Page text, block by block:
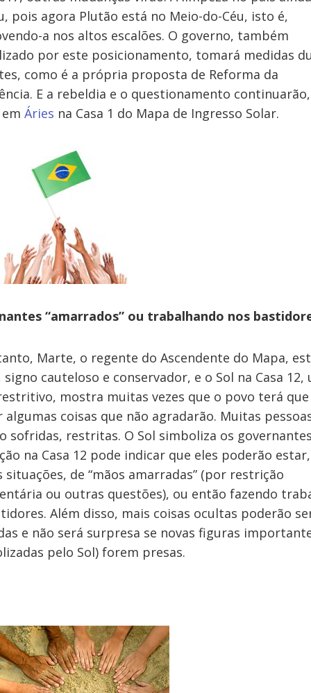
pois agora Plutão está no Meio-do-Céu, isto é,
a nos altos escalões. O governo, também
por este posicionamento, tomará medidas
como é a própria proposta de Reforma da
E a rebeldia e o questionamento
Áries na Casa 1 do Mapa de Ingresso Solar.
“amarrados” ou trabalhando nos
Marte, o regente do Ascendente do Mapa,
signo cauteloso e conservador, e o Sol na Casa 12,
mostra muitas vezes que o povo terá que
algumas coisas que não agradarão. Muitas
sofridas, restritas. O Sol simboliza os
na Casa 12 pode indicar que eles poderão
situações, de “mãos amarradas” (por restrição
ou outras questões), ou então fazendo
Além disso, mais coisas ocultas poderão
e não será surpresa se novas figuras
pelo Sol) forem presas.